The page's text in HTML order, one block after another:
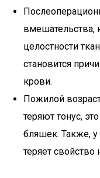
вмешательства,
целостности
становится
крови.
Пожилой
теряют тонус,
бляшек. Также,
теряет